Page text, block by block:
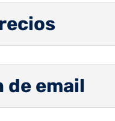
de email